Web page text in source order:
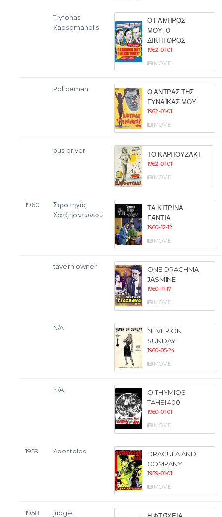
Tryfonas
Kapsomanolis
Ο ΓΑΜΠΡΌΣ
ΜΟΥ, Ο
ΔΙΚΗΓΌΡΟΣ!
1962-01-01
MOVIE
Policeman
Ο ΆΝΤΡΑΣ ΤΗΣ
ΓΥΝΑΊΚΑΣ ΜΟΥ
1962-01-01
MOVIE
bus driver
ΤΟ ΚΑΡΠΟΥΖΆΚΙ
1962-01-01
MOVIE
1960
Στρατηγός
Χατζηαντωνίου
ΤΑ ΚΊΤΡΙΝΑ
ΓΆΝΤΙΑ
1960-12-12
MOVIE
tavern owner
ONE DRACHMA
JASMINE
1960-11-17
MOVIE
N/A
NEVER ON
SUNDAY
1960-05-24
MOVIE
N/A
O THYMIOS
TAHEI 400
1960-01-01
MOVIE
1959 Apostolos
DRACULA AND
COMPANY
1959-01-01
MOVIE
1958 judge Η ΦΤΏΧΕΙΑ